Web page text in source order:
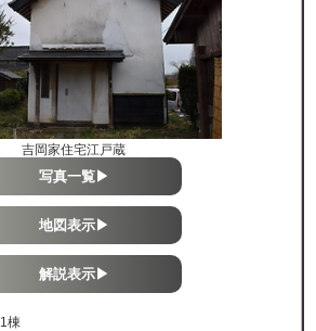
吉岡家住宅江戸蔵
写真一覧▶
地図表示▶
解説表示▶
1棟